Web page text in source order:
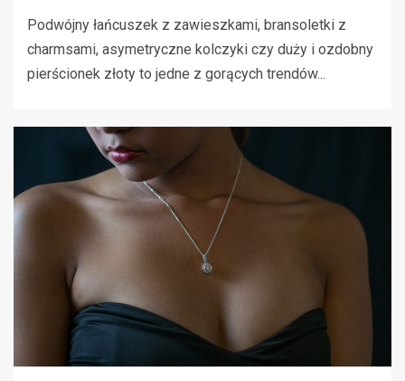
Podwójny łańcuszek z zawieszkami, bransoletki z
charmsami, asymetryczne kolczyki czy duży i ozdobny
pierścionek złoty to jedne z gorących trendów...